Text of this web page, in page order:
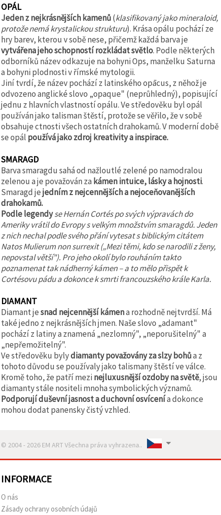
OPÁL
Jeden z nejkrásnějších kamenů(klasifikovaný jako mineraloid,
protože nemá krystalickou strukturu). Krása opálu pochází ze
hry barev, kterou v sobě nese, přičemž každá barva je
vytvářena jeho schopností rozkládat světlo. Podle některých
odborníků název odkazuje na bohyni Ops, manželku Saturna
a bohyni plodnosti v římské mytologii.
Jiní tvrdí, že název pochází z latinského opācus, z něhož je
odvozeno anglické slovo „opaque" (neprůhledný), popisující
jednu z hlavních vlastností opálu. Ve středověku byl opál
používán jako talisman štěstí, protože se věřilo, že v sobě
obsahuje ctnosti všech ostatních drahokamů. V moderní době
se opál používá jako zdroj kreativity a inspirace.
SMARAGD
Barva smaragdu sahá od nažloutlé zelené po namodralou
zelenou a je považován za kámen intuice, lásky a hojnosti.
Smaragd jejedním z nejcennějších a nejoceňovanějších
drahokamů.
Podle legendyse Hernán Cortés po svých výpravách do
Ameriky vrátil do Evropy s velkým množstvím smaragdů. Jeden
z nich nechal podle svého přání vytesat s biblickým citátem
Natos Mulierum non surrexit („Mezi těmi, kdo se narodili z ženy,
nepovstal větší"). Pro jeho okolí bylo rouháním takto
poznamenat tak nádherný kámen – a to mělo přispět k
Cortésovu pádu a dokonce k smrti francouzského krále Karla.
DIAMANT
Diamant jesnad nejcennější kámena rozhodně nejtvrdší. Má
také jedno z nejkrásnějších jmen. Naše slovo „adamant"
pochází z latiny a znamená „nezlomný", „neporušitelný" a
„nepřemožitelný".
Ve středověku bylydiamanty považovány za slzy bohůa z
tohoto důvodu se používaly jako talismany štěstí ve válce.
Kromě toho, že patří mezi nejluxusnější ozdoby na světě, jsou
diamanty stále nositeli mnoha symbolických významů.
Podporují duševní jasnost a duchovní osvícenía dokonce
mohou dodat panensky čistý vzhled.
© 2004 - 2026 EM ART Všechna práva vyhrazena..
INFORMACE
O nás
Zásady ochrany osobních údajů